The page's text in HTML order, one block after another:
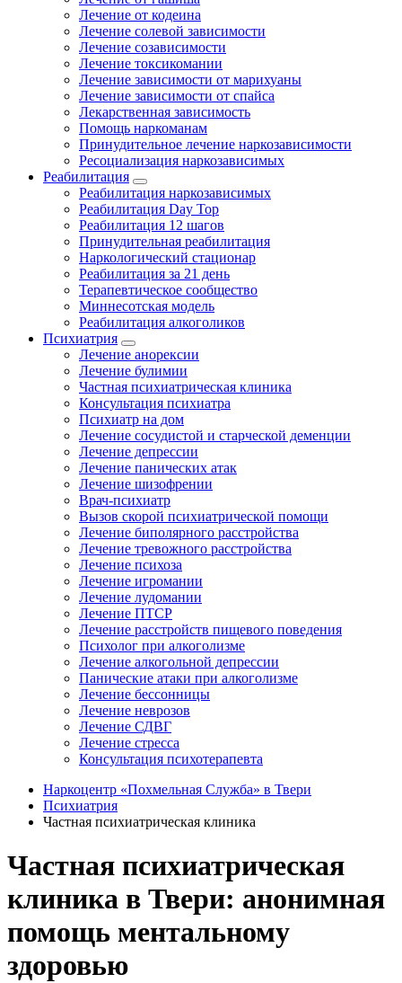
Лечение от кодеина
Лечение солевой зависимости
Лечение созависимости
Лечение токсикомании
Лечение зависимости от марихуаны
Лечение зависимости от спайса
Лекарственная зависимость
Помощь наркоманам
Принудительное лечение наркозависимости
Ресоциализация наркозависимых
Реабилитация
Реабилитация наркозависимых
Реабилитация Day Top
Реабилитация 12 шагов
Принудительная реабилитация
Наркологический стационар
Реабилитация за 21 день
Терапевтическое сообщество
Миннесотская модель
Реабилитация алкоголиков
Психиатрия
Лечение анорексии
Лечение булимии
Частная психиатрическая клиника
Консультация психиатра
Психиатр на дом
Лечение сосудистой и старческой деменции
Лечение депрессии
Лечение панических атак
Лечение шизофрении
Врач-психиатр
Вызов скорой психиатрической помощи
Лечение биполярного расстройства
Лечение тревожного расстройства
Лечение психоза
Лечение игромании
Лечение лудомании
Лечение ПТСР
Лечение расстройств пищевого поведения
Психолог при алкоголизме
Лечение алкогольной депрессии
Панические атаки при алкоголизме
Лечение бессонницы
Лечение неврозов
Лечение СДВГ
Лечение стресса
Консультация психотерапевта
Наркоцентр «Похмельная Служба» в Твери
Психиатрия
Частная психиатрическая клиника
Частная психиатрическая
клиника в Твери: анонимная
помощь ментальному
здоровью